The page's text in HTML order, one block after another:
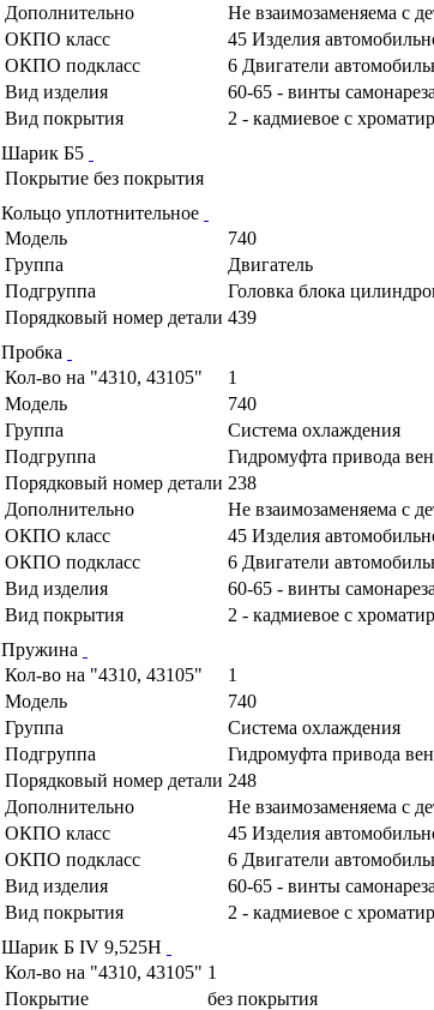
Дополнительно
Не взаимозаменяема с
ОКПО класс
45 Изделия
ОКПО подкласс
6 Двигатели
Вид изделия
60-65 - винты
Вид покрытия
2 - кадмиевое с
Шарик Б5
Покрытие без покрытия
Кольцо уплотнительное
Модель
740
Группа
Двигатель
Подгруппа
Головка блока
Порядковый номер детали 439
Пробка
Кол-во на "4310, 43105"
1
Модель
740
Группа
Система охлаждения
Подгруппа
Гидромуфта привода
Порядковый номер детали 238
Дополнительно
Не взаимозаменяема с
ОКПО класс
45 Изделия
ОКПО подкласс
6 Двигатели
Вид изделия
60-65 - винты
Вид покрытия
2 - кадмиевое с
Пружина
Кол-во на "4310, 43105"
1
Модель
740
Группа
Система охлаждения
Подгруппа
Гидромуфта привода
Порядковый номер детали 248
Дополнительно
Не взаимозаменяема с
ОКПО класс
45 Изделия
ОКПО подкласс
6 Двигатели
Вид изделия
60-65 - винты
Вид покрытия
2 - кадмиевое с
Шарик Б IV 9,525Н
Кол-во на "4310, 43105" 1
Покрытие
без покрытия